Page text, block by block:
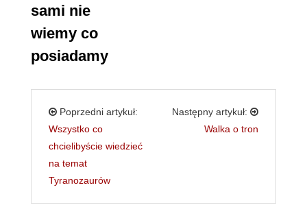
sami nie
wiemy co
posiadamy’’
Poprzedni artykuł:
Wszystko co
chcielibyście wiedzieć
na temat
Tyranozaurów
Następny artykuł:
Walka o tron